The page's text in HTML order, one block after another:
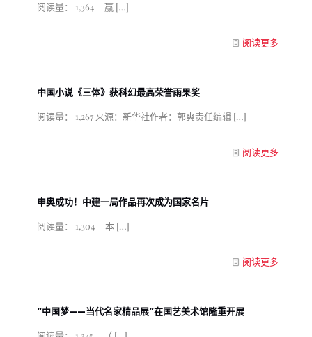
阅读量： 1,364 赢 […]
阅读更多
中国小说《三体》获科幻最高荣誉雨果奖
阅读量： 1,267 来源：新华社作者：郭爽责任编辑 […]
阅读更多
申奥成功！中建一局作品再次成为国家名片
阅读量： 1,304 本 […]
阅读更多
“中国梦——当代名家精品展”在国艺美术馆隆重开展